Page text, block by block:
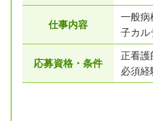
仕事内容
一般病
子カル
応募資格・条件
正看護
必須経